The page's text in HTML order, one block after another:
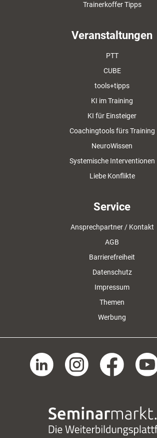
Trainerkoffer Tipps
Veranstaltungen
PTT
CUBE
tools+tipps
KI im Training
KI für Einsteiger
Coachingtools fürs Training
NeuroWissen
Systemische Interventionen
Liebe Konflikte
Service
Ansprechpartner / Kontakt
AGB
Barrierefreiheit
Datenschutz
Impressum
Themen
Werbung